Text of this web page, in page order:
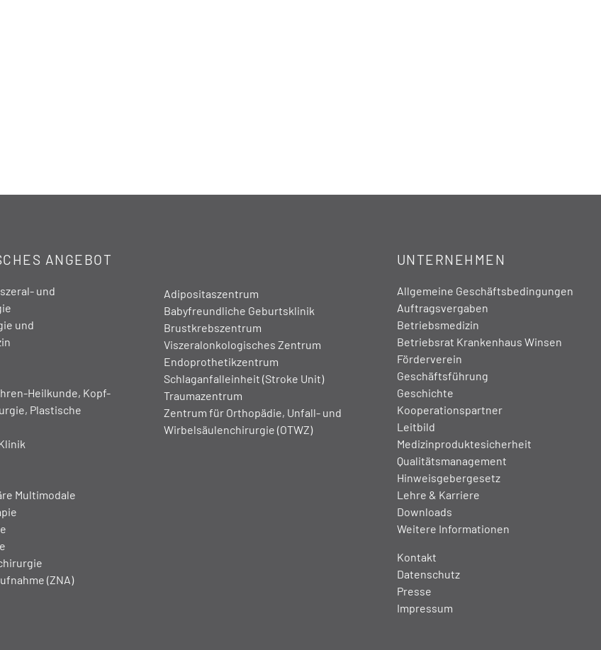
ANGEBOT
und
und
Heilkunde, Kopf-
Plastische
Multimodale
(ZNA)
Adipositaszentrum
Babyfreundliche Geburtsklinik
Brustkrebszentrum
Viszeralonkologisches Zentrum
Endoprothetikzentrum
Schlaganfalleinheit (Stroke Unit)
Traumazentrum
Zentrum für Orthopädie, Unfall- und
Wirbelsäulenchirurgie (OTWZ)
UNTERNEHMEN
Allgemeine Geschäftsbedingungen
Auftragsvergaben
Betriebsmedizin
Betriebsrat Krankenhaus Winsen
Förderverein
Geschäftsführung
Geschichte
Kooperationspartner
Leitbild
Medizinproduktesicherheit
Qualitätsmanagement
Hinweisgebergesetz
Lehre & Karriere
Downloads
Weitere Informationen
Kontakt
Datenschutz
Presse
Impressum